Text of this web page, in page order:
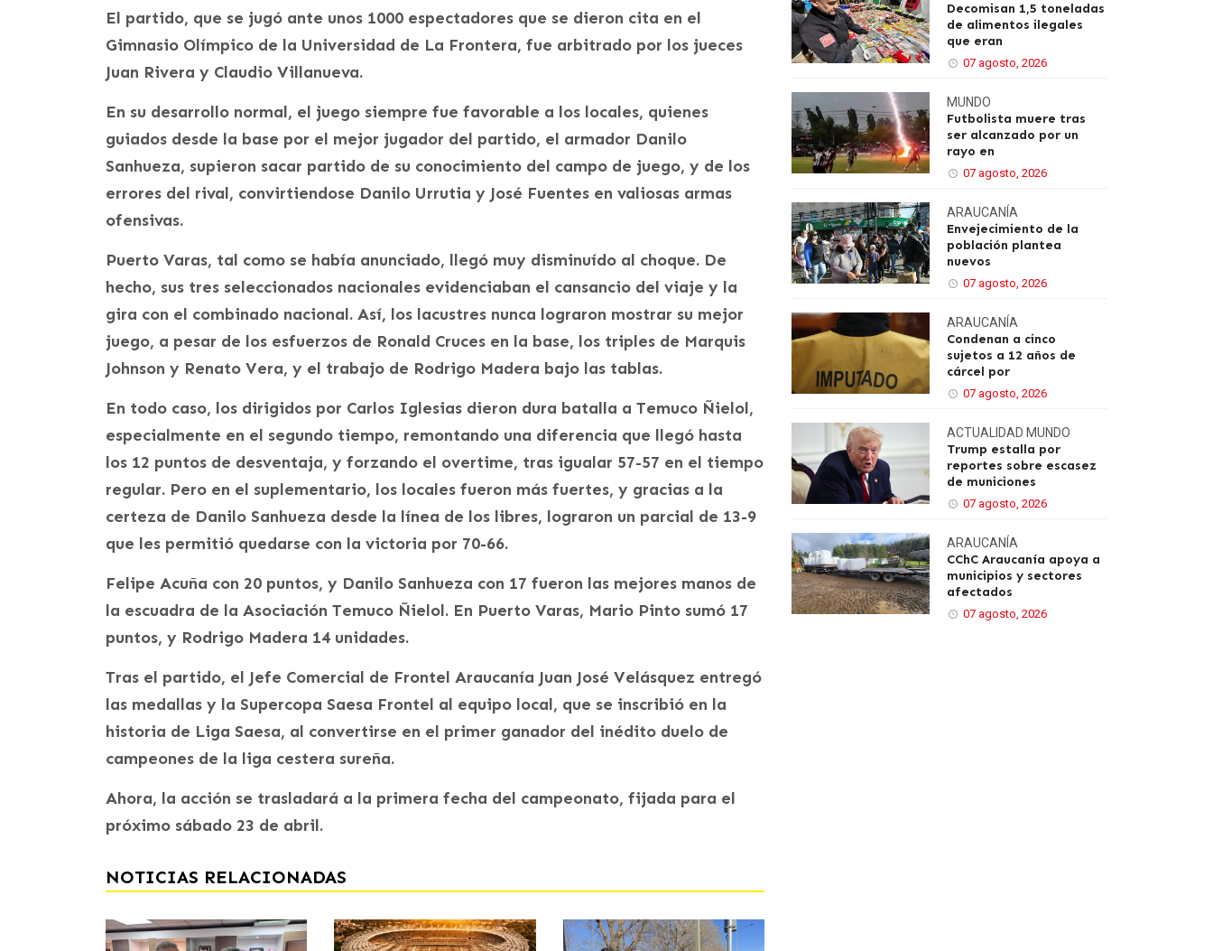
El partido, que se jugó ante unos 1000 espectadores que se dieron cita en el
Gimnasio Olímpico de la Universidad de La Frontera, fue arbitrado por los jueces
Juan Rivera y Claudio Villanueva.
En su desarrollo normal, el juego siempre fue favorable a los locales, quienes
guiados desde la base por el mejor jugador del partido, el armador Danilo
Sanhueza, supieron sacar partido de su conocimiento del campo de juego, y de los
errores del rival, convirtiendose Danilo Urrutia y José Fuentes en valiosas armas
ofensivas.
Puerto Varas, tal como se había anunciado, llegó muy disminuído al choque. De
hecho, sus tres seleccionados nacionales evidenciaban el cansancio del viaje y la
gira con el combinado nacional. Así, los lacustres nunca lograron mostrar su mejor
juego, a pesar de los esfuerzos de Ronald Cruces en la base, los triples de Marquis
Johnson y Renato Vera, y el trabajo de Rodrigo Madera bajo las tablas.
En todo caso, los dirigidos por Carlos Iglesias dieron dura batalla a Temuco Ñielol,
especialmente en el segundo tiempo, remontando una diferencia que llegó hasta
los 12 puntos de desventaja, y forzando el overtime, tras igualar 57-57 en el tiempo
regular. Pero en el suplementario, los locales fueron más fuertes, y gracias a la
certeza de Danilo Sanhueza desde la línea de los libres, lograron un parcial de 13-9
que les permitió quedarse con la victoria por 70-66.
Felipe Acuña con 20 puntos, y Danilo Sanhueza con 17 fueron las mejores manos de
la escuadra de la Asociación Temuco Ñielol. En Puerto Varas, Mario Pinto sumó 17
puntos, y Rodrigo Madera 14 unidades.
Tras el partido, el Jefe Comercial de Frontel Araucanía Juan José Velásquez entregó
las medallas y la Supercopa Saesa Frontel al equipo local, que se inscribió en la
historia de Liga Saesa, al convertirse en el primer ganador del inédito duelo de
campeones de la liga cestera sureña.
Ahora, la acción se trasladará a la primera fecha del campeonato, fijada para el
próximo sábado 23 de abril.
NOTICIAS RELACIONADAS
Decomisan 1,5 toneladas
de alimentos ilegales
que eran
07 agosto, 2026
MUNDO
Futbolista muere tras
ser alcanzado por un
rayo en
07 agosto, 2026
ARAUCANÍA
Envejecimiento de la
población plantea
nuevos
07 agosto, 2026
ARAUCANÍA
Condenan a cinco
sujetos a 12 años de
cárcel por
07 agosto, 2026
ACTUALIDAD MUNDO
Trump estalla por
reportes sobre escasez
de municiones
07 agosto, 2026
ARAUCANÍA
CChC Araucanía apoya a
municipios y sectores
afectados
07 agosto, 2026